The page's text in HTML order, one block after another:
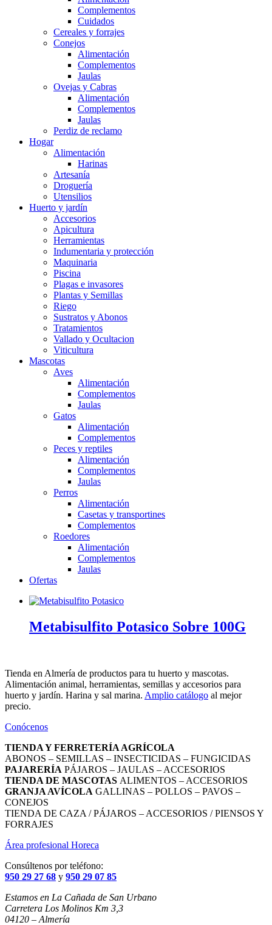
Complementos
Cuidados
Cereales y forrajes
Conejos
Alimentación
Complementos
Jaulas
Ovejas y Cabras
Alimentación
Complementos
Jaulas
Perdiz de reclamo
Hogar
Alimentación
Harinas
Artesanía
Droguería
Utensilios
Huerto y jardín
Accesorios
Apicultura
Herramientas
Indumentaria y protección
Maquinaria
Piscina
Plagas e invasores
Plantas y Semillas
Riego
Sustratos y Abonos
Tratamientos
Vallado y Ocultacion
Viticultura
Mascotas
Aves
Alimentación
Complementos
Jaulas
Gatos
Alimentación
Complementos
Peces y reptiles
Alimentación
Complementos
Jaulas
Perros
Alimentación
Casetas y transportines
Complementos
Roedores
Alimentación
Complementos
Jaulas
Ofertas
Metabisulfito Potasico Sobre 100G
Tienda en Almería de productos para tu huerto y mascotas.
Alimentación animal, herramientas, semillas y accesorios para
huerto y jardín. Harina y sal marina. Amplio catálogo al mejor
precio.
Conócenos
TIENDA Y FERRETERÍA AGRÍCOLA
ABONOS – SEMILLAS – INSECTICIDAS – FUNGICIDAS
PAJARERÍA PÁJAROS – JAULAS – ACCESORIOS
TIENDA DE MASCOTAS ALIMENTOS – ACCESORIOS
GRANJA AVÍCOLA GALLINAS – POLLOS – PAVOS –
CONEJOS
TIENDA DE CAZA / PÁJAROS – ACCESORIOS / PIENSOS Y
FORRAJES
Área profesional Horeca
Consúltenos por teléfono:
950 29 27 68 y 950 29 07 85
Estamos en La Cañada de San Urbano
Carretera Los Molinos Km 3,3
04120 – Almería